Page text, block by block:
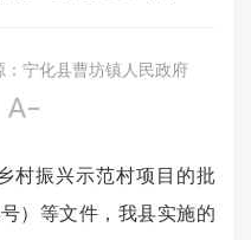
：宁化县曹坊镇人民政府

村振兴示范村项目的批
）等文件，我县实施的